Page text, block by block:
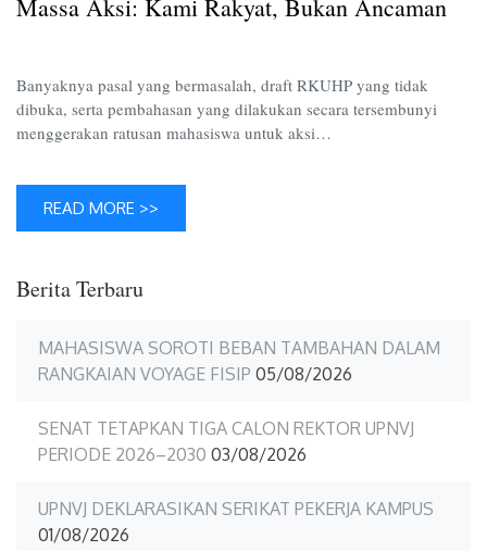
Massa Aksi: Kami Rakyat, Bukan Ancaman
Banyaknya pasal yang bermasalah, draft RKUHP yang tidak
dibuka, serta pembahasan yang dilakukan secara tersembunyi
menggerakan ratusan mahasiswa untuk aksi…
READ MORE >>
Berita Terbaru
MAHASISWA SOROTI BEBAN TAMBAHAN DALAM
RANGKAIAN VOYAGE FISIP 05/08/2026
SENAT TETAPKAN TIGA CALON REKTOR UPNVJ
PERIODE 2026–2030 03/08/2026
UPNVJ DEKLARASIKAN SERIKAT PEKERJA KAMPUS
01/08/2026